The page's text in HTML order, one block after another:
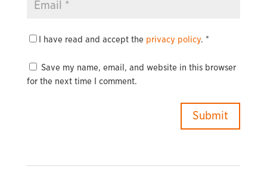
I have read and accept the privacy policy. *
Save my name, email, and website in this browser
for the next time I comment.